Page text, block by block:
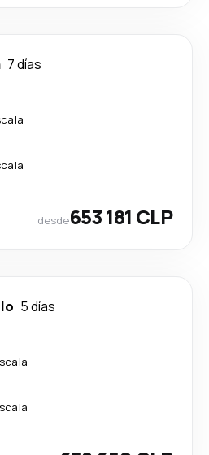
7 días
desde653 181 CLP
5 días